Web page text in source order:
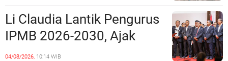
Miliaran Rupiah, Laporan ke
Polda Kepri Jalan di
Tempat?
Li Claudia Lantik Pengurus
IPMB 2026-2030, Ajak
Perkuat Kerukunan dan
04/08/2026, 10:14 WIB